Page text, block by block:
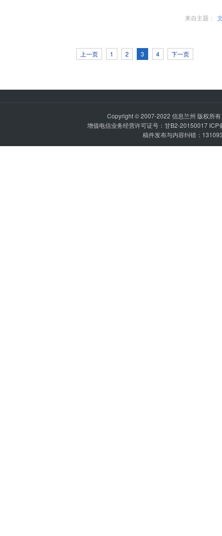
来自主题：
上一页 1 2 3 4 下一页
Copyright © 2007-2022 信息兰州 版权所
增值电信业务经营许可证号：甘B2-20150017 ICP
稿件发布与内容纠错：